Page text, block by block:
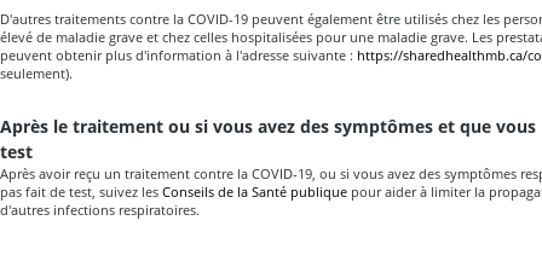
D'autres traitements contre la COVID-19 peuvent également être utilisés chez les
élevé de maladie grave et chez celles hospitalisées pour une maladie grave. Les
peuvent obtenir plus d'information à l'adresse suivante : https://sharedhealthmb.ca/
seulement).
Après le traitement ou si vous avez des symptômes et que vous
test
Après avoir reçu un traitement contre la COVID-19, ou si vous avez des symptômes
pas fait de test, suivez les Conseils de la Santé publique pour aider à limiter la
d'autres infections respiratoires.